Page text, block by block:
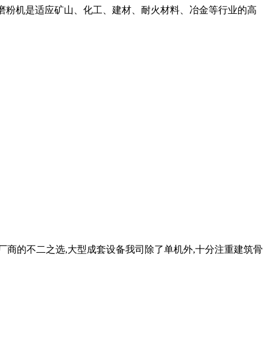
粉机是适应矿山、化工、建材、耐火材料、冶金等行业的高
的不二之选,大型成套设备我司除了单机外,十分注重建筑骨